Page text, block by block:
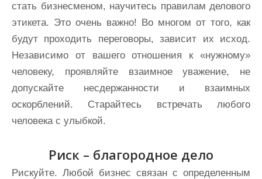
стать бизнесменом, научитесь правилам делового
этикета. Это очень важно! Во многом от того, как
будут проходить переговоры, зависит их исход.
Независимо от вашего отношения к «нужному»
человеку, проявляйте взаимное уважение, не
допускайте несдержанности и взаимных
оскорблений. Старайтесь встречать любого
человека с улыбкой.
Риск – благородное дело
Рискуйте. Любой бизнес связан с определенным